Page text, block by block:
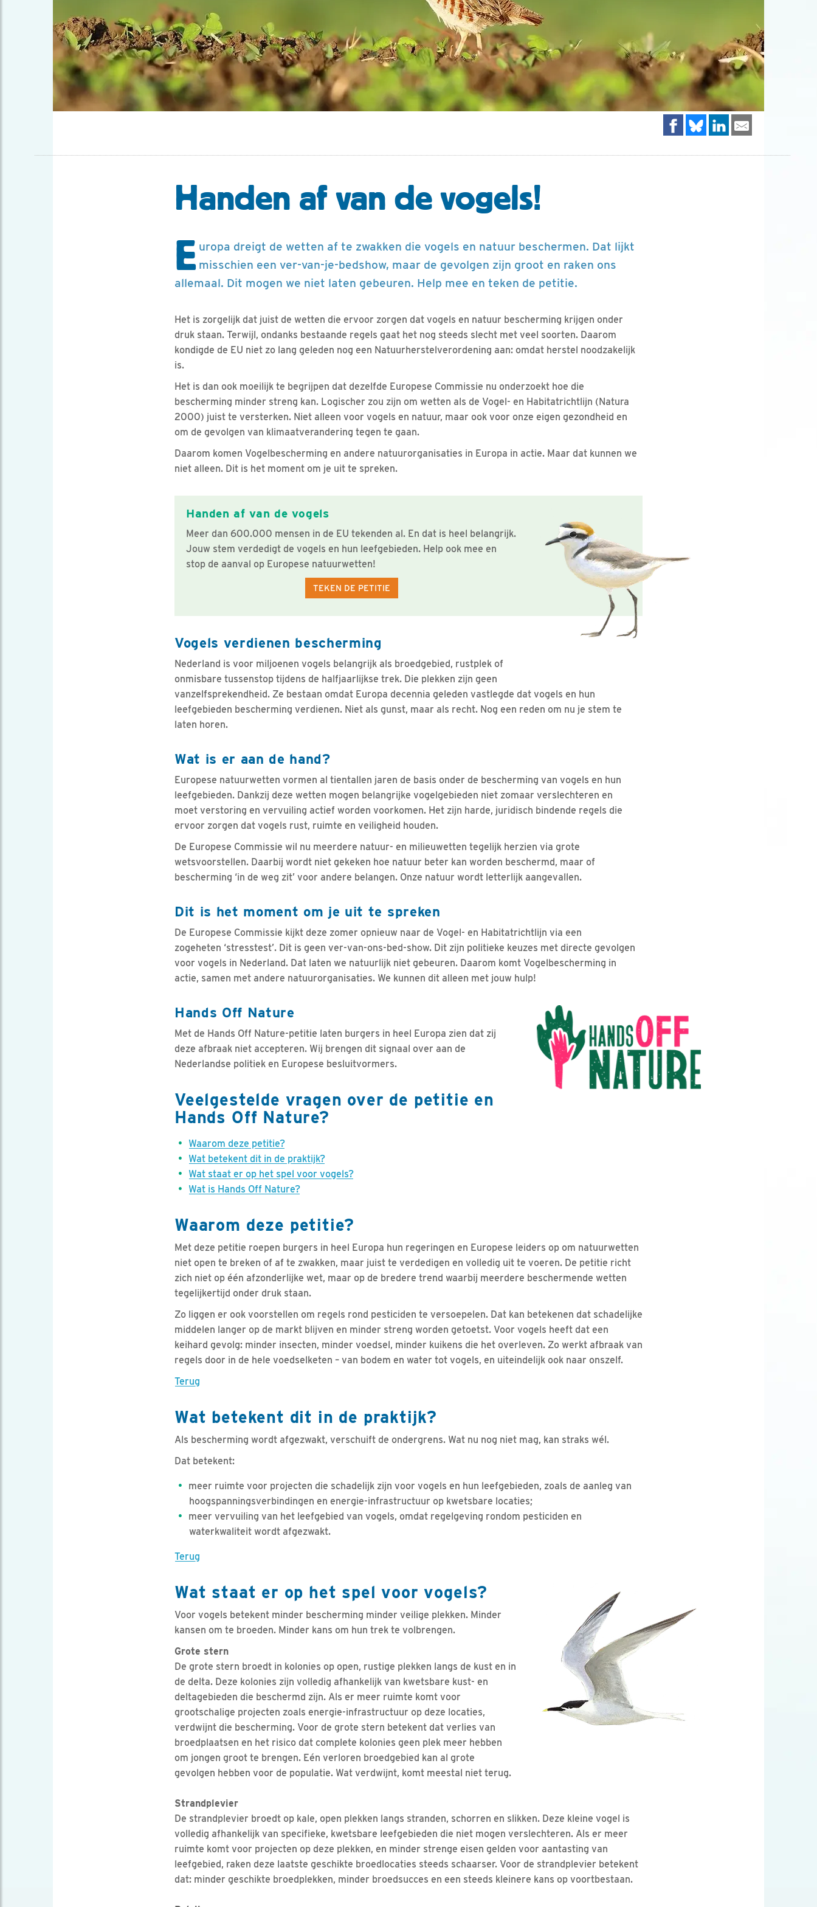
Handen af van de vogels!
E uropa dreigt de wetten af te zwakken die vogels en natuur beschermen. Dat lijkt
misschien een ver-van-je-bedshow, maar de gevolgen zijn groot en raken ons
allemaal. Dit mogen we niet laten gebeuren. Help mee en teken de petitie.
Het is zorgelijk dat juist de wetten die ervoor zorgen dat vogels en natuur bescherming krijgen onder
druk staan. Terwijl, ondanks bestaande regels gaat het nog steeds slecht met veel soorten. Daarom
kondigde de EU niet zo lang geleden nog een Natuurherstelverordening aan: omdat herstel noodzakelijk
is.
Het is dan ook moeilijk te begrijpen dat dezelfde Europese Commissie nu onderzoekt hoe die
bescherming minder streng kan. Logischer zou zijn om wetten als de Vogel- en Habitatrichtlijn (Natura
2000) juist te versterken. Niet alleen voor vogels en natuur, maar ook voor onze eigen gezondheid en
om de gevolgen van klimaatverandering tegen te gaan.
Daarom komen Vogelbescherming en andere natuurorganisaties in Europa in actie. Maar dat kunnen we
niet alleen. Dit is het moment om je uit te spreken.
Handen af van de vogels
Meer dan 600.000 mensen in de EU tekenden al. En dat is heel belangrijk.
Jouw stem verdedigt de vogels en hun leefgebieden. Help ook mee en
stop de aanval op Europese natuurwetten!
TEKEN DE PETITIE
Vogels verdienen bescherming
Nederland is voor miljoenen vogels belangrijk als broedgebied, rustplek of
onmisbare tussenstop tijdens de halfjaarlijkse trek. Die plekken zijn geen
vanzelfsprekendheid. Ze bestaan omdat Europa decennia geleden vastlegde dat vogels en hun
leefgebieden bescherming verdienen. Niet als gunst, maar als recht. Nog een reden om nu je stem te
laten horen.
Wat is er aan de hand?
Europese natuurwetten vormen al tientallen jaren de basis onder de bescherming van vogels en hun
leefgebieden. Dankzij deze wetten mogen belangrijke vogelgebieden niet zomaar verslechteren en
moet verstoring en vervuiling actief worden voorkomen. Het zijn harde, juridisch bindende regels die
ervoor zorgen dat vogels rust, ruimte en veiligheid houden.
De Europese Commissie wil nu meerdere natuur- en milieuwetten tegelijk herzien via grote
wetsvoorstellen. Daarbij wordt niet gekeken hoe natuur beter kan worden beschermd, maar of
bescherming ‘in de weg zit’ voor andere belangen. Onze natuur wordt letterlijk aangevallen.
Dit is het moment om je uit te spreken
De Europese Commissie kijkt deze zomer opnieuw naar de Vogel- en Habitatrichtlijn via een
zogeheten ‘stresstest’. Dit is geen ver-van-ons-bed-show. Dit zijn politieke keuzes met directe gevolgen
voor vogels in Nederland. Dat laten we natuurlijk niet gebeuren. Daarom komt Vogelbescherming in
actie, samen met andere natuurorganisaties. We kunnen dit alleen met jouw hulp!
Hands Off Nature
Met de Hands Off Nature-petitie laten burgers in heel Europa zien dat zij
deze afbraak niet accepteren. Wij brengen dit signaal over aan de
Nederlandse politiek en Europese besluitvormers.
Veelgestelde vragen over de petitie en
Hands Off Nature?
Waarom deze petitie?
Wat betekent dit in de praktijk?
Wat staat er op het spel voor vogels?
Wat is Hands Off Nature?
Waarom deze petitie?
Met deze petitie roepen burgers in heel Europa hun regeringen en Europese leiders op om natuurwetten
niet open te breken of af te zwakken, maar juist te verdedigen en volledig uit te voeren. De petitie richt
zich niet op één afzonderlijke wet, maar op de bredere trend waarbij meerdere beschermende wetten
tegelijkertijd onder druk staan.
Zo liggen er ook voorstellen om regels rond pesticiden te versoepelen. Dat kan betekenen dat schadelijke
middelen langer op de markt blijven en minder streng worden getoetst. Voor vogels heeft dat een
keihard gevolg: minder insecten, minder voedsel, minder kuikens die het overleven. Zo werkt afbraak van
regels door in de hele voedselketen – van bodem en water tot vogels, en uiteindelijk ook naar onszelf.
Terug
Wat betekent dit in de praktijk?
Als bescherming wordt afgezwakt, verschuift de ondergrens. Wat nu nog niet mag, kan straks wél.
Dat betekent:
meer ruimte voor projecten die schadelijk zijn voor vogels en hun leefgebieden, zoals de aanleg van
hoogspanningsverbindingen en energie-infrastructuur op kwetsbare locaties;
meer vervuiling van het leefgebied van vogels, omdat regelgeving rondom pesticiden en
waterkwaliteit wordt afgezwakt.
Terug
Wat staat er op het spel voor vogels?
Voor vogels betekent minder bescherming minder veilige plekken. Minder
kansen om te broeden. Minder kans om hun trek te volbrengen.
Grote stern
De grote stern broedt in kolonies op open, rustige plekken langs de kust en in
de delta. Deze kolonies zijn volledig afhankelijk van kwetsbare kust- en
deltagebieden die beschermd zijn. Als er meer ruimte komt voor
grootschalige projecten zoals energie-infrastructuur op deze locaties,
verdwijnt die bescherming. Voor de grote stern betekent dat verlies van
broedplaatsen en het risico dat complete kolonies geen plek meer hebben
om jongen groot te brengen. Eén verloren broedgebied kan al grote
gevolgen hebben voor de populatie. Wat verdwijnt, komt meestal niet terug.
Strandplevier
De strandplevier broedt op kale, open plekken langs stranden, schorren en slikken. Deze kleine vogel is
volledig afhankelijk van specifieke, kwetsbare leefgebieden die niet mogen verslechteren. Als er meer
ruimte komt voor projecten op deze plekken, en minder strenge eisen gelden voor aantasting van
leefgebied, raken deze laatste geschikte broedlocaties steeds schaarser. Voor de strandplevier betekent
dat: minder geschikte broedplekken, minder broedsucces en een steeds kleinere kans op voortbestaan.